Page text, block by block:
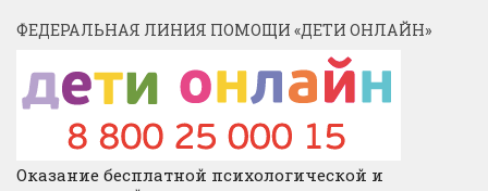
ФЕДЕРАЛЬНАЯ ЛИНИЯ ПОМОЩИ «ДЕТИ ОНЛАЙН»
Оказание бесплатной психологической и